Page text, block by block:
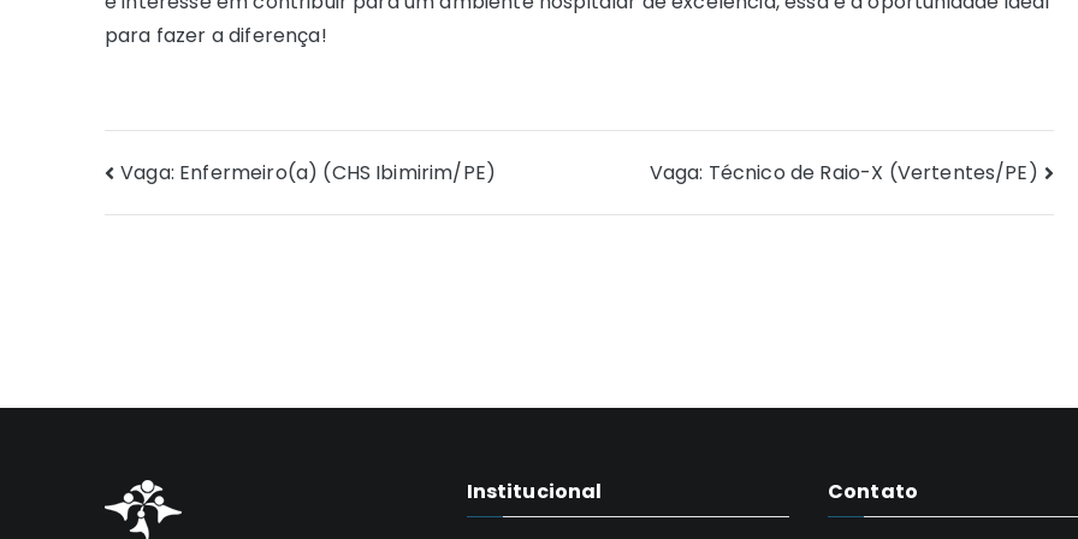
para fazer a diferença!
Navegação
de
Vaga: Enfermeiro(a) (CHS Ibimirim/PE) Vaga: Técnico de Raio-X (Vertentes/PE)
Institucional Contato